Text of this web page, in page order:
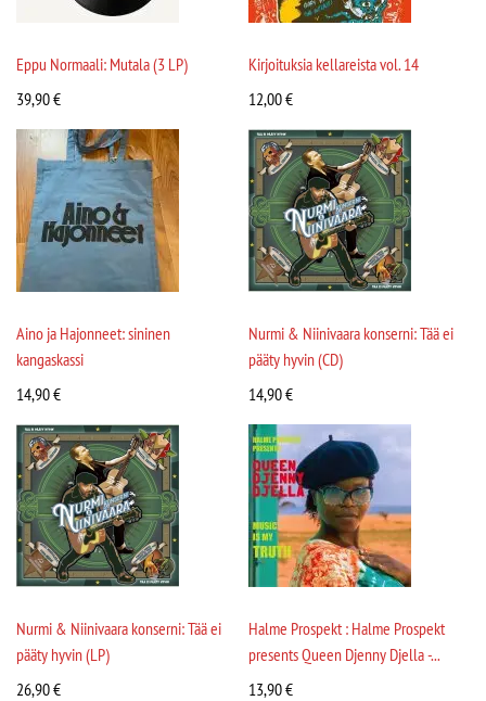
Eppu Normaali: Mutala (3 LP)
39,90€
Kirjoituksia kellareista vol. 14
12,00€
Aino ja Hajonneet: sininen
kangaskassi
14,90€
Nurmi & Niinivaara konserni: Tää ei
pääty hyvin (CD)
14,90€
Nurmi & Niinivaara konserni: Tää ei
pääty hyvin (LP)
26,90€
Halme Prospekt : Halme Prospekt
presents Queen Djenny Djella -...
13,90€